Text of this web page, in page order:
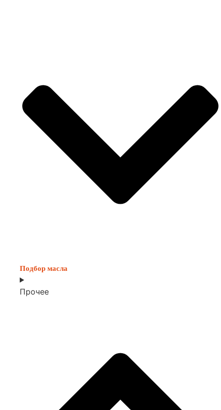
Подбор масла
Прочее